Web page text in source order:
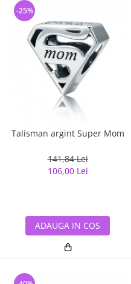
Talisman argint Super Mom
141,84 Lei
106,00 Lei
-25%
ADAUGA IN COS